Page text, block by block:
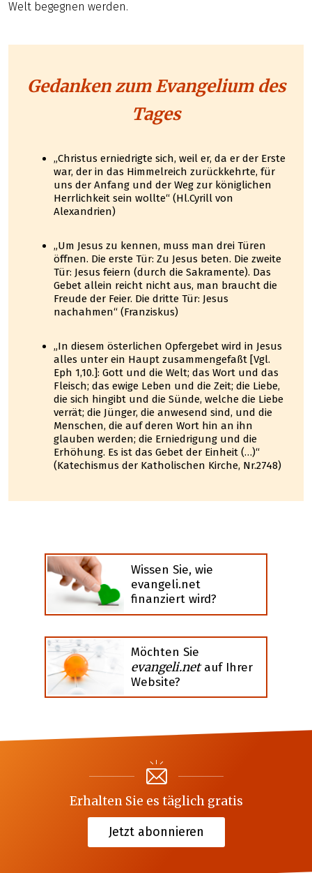
Welt begegnen werden.
Gedanken zum Evangelium des
Tages
„Christus erniedrigte sich, weil er, da er der Erste
war, der in das Himmelreich zurückkehrte, für
uns der Anfang und der Weg zur königlichen
Herrlichkeit sein wollte“ (Hl.Cyrill von
Alexandrien)
„Um Jesus zu kennen, muss man drei Türen
öffnen. Die erste Tür: Zu Jesus beten. Die zweite
Tür: Jesus feiern (durch die Sakramente). Das
Gebet allein reicht nicht aus, man braucht die
Freude der Feier. Die dritte Tür: Jesus
nachahmen“ (Franziskus)
„In diesem österlichen Opfergebet wird in Jesus
alles unter ein Haupt zusammengefaßt [Vgl.
Eph 1,10.]: Gott und die Welt; das Wort und das
Fleisch; das ewige Leben und die Zeit; die Liebe,
die sich hingibt und die Sünde, welche die Liebe
verrät; die Jünger, die anwesend sind, und die
Menschen, die auf deren Wort hin an ihn
glauben werden; die Erniedrigung und die
Erhöhung. Es ist das Gebet der Einheit (…)“
(Katechismus der Katholischen Kirche, Nr.2748)
Wissen Sie, wie
evangeli.net
finanziert wird?
Möchten Sie
evangeli.netauf Ihrer
Website?
Erhalten Sie es täglich gratis
Jetzt abonnieren